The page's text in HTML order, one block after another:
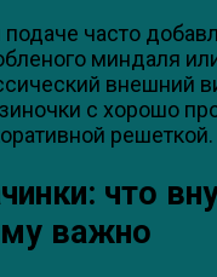
часто
миндаля
внешний
с хорошо
решеткой.
что
важно